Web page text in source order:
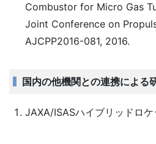
Combustor for Micro Gas
Joint Conference on
AJCPP2016-081, 2016.
国内の他機関との連携による
JAXA/ISASハイブリッドロケ